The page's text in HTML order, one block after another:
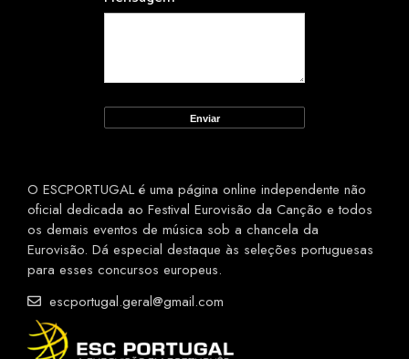
O ESCPORTUGAL é uma página online independente não
oficial dedicada ao Festival Eurovisão da Canção e todos
os demais eventos de música sob a chancela da
Eurovisão. Dá especial destaque às seleções portuguesas
para esses concursos europeus.
escportugal.geral@gmail.com